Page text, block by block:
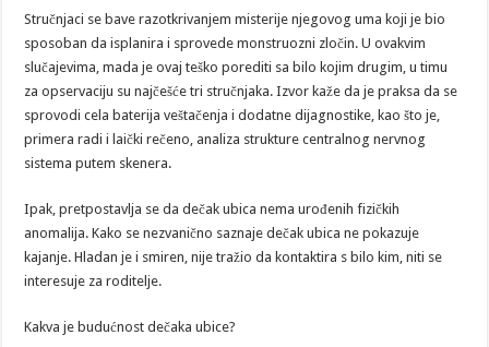
Stručnjaci se bave razotkrivanjem misterije njegovog uma koji je bio
sposoban da isplanira i sprovede monstruozni zločin. U ovakvim
slučajevima, mada je ovaj teško porediti sa bilo kojim drugim, u timu
za opservaciju su najčešće tri stručnjaka. Izvor kaže da je praksa da se
sprovodi cela baterija veštačenja i dodatne dijagnostike, kao što je,
primera radi i laički rečeno, analiza strukture centralnog nervnog
sistema putem skenera.
Ipak, pretpostavlja se da dečak ubica nema urođenih fizičkih
anomalija. Kako se nezvanično saznaje dečak ubica ne pokazuje
kajanje. Hladan je i smiren, nije tražio da kontaktira s bilo kim, niti se
interesuje za roditelje.
Kakva je budućnost dečaka ubice?